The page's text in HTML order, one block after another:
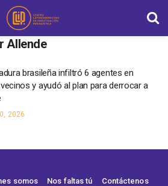
Allende
brasileña infiltró 6 agentes en
y ayudó al plan para derrocar a
2026
somos Nos faltas tú Contáctenos